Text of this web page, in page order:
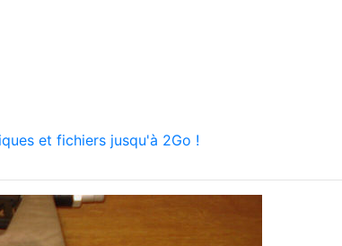
et fichiers jusqu'à 2Go !